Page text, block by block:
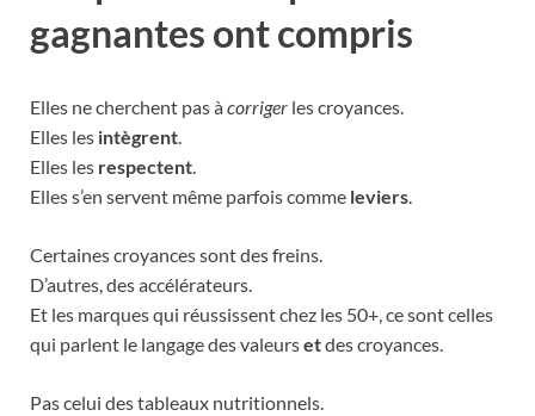
gagnantes ont compris
Elles ne cherchent pas àcorriger les croyances.
Elles les intègrent.
Elles les respectent.
Elles s’en servent même parfois comme leviers.
Certaines croyances sont des freins.
D’autres, des accélérateurs.
Et les marques qui réussissent chez les 50+, ce sont celles
qui parlent le langage des valeursetdes croyances.
Pas celui des tableaux nutritionnels.